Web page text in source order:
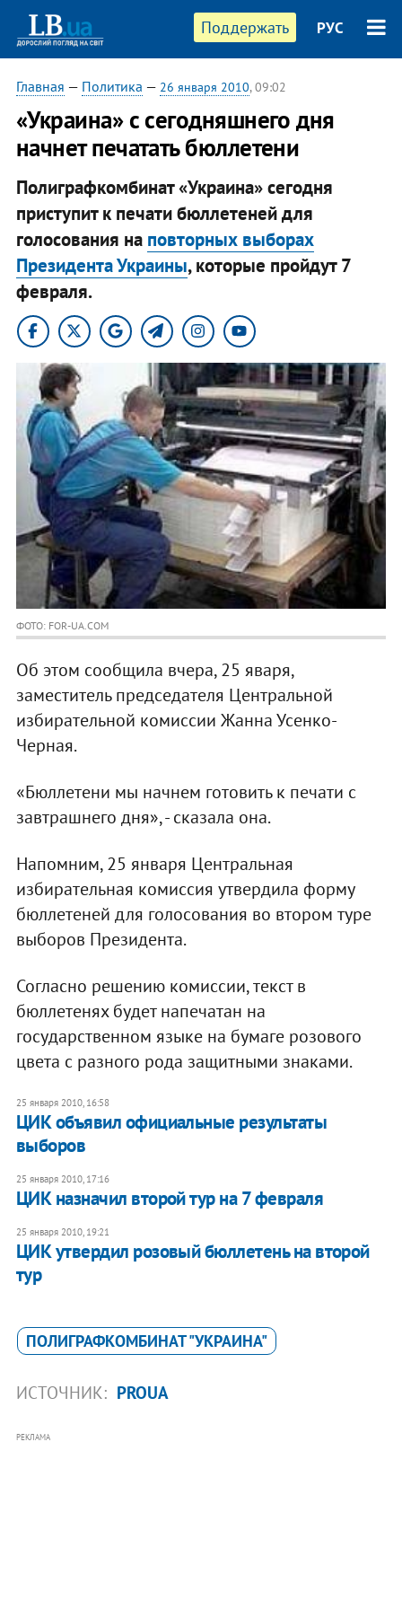
Поддержать РУС
Главная — Политика — 26 января 2010, 09:02
«Украина» с сегодняшнего дня
начнет печатать бюллетени
Полиграфкомбинат «Украина» сегодня
приступит к печати бюллетеней для
голосования на повторных выборах
Президента Украины, которые пройдут 7
февраля.
ФОТО: FOR-UA.COM
Об этом сообщила вчера, 25 яваря,
заместитель председателя Центральной
избирательной комиссии Жанна Усенко-
Черная.
«Бюллетени мы начнем готовить к печати с
завтрашнего дня», - сказала она.
Напомним, 25 января Центральная
избирательная комиссия утвердила форму
бюллетеней для голосования во втором туре
выборов Президента.
Согласно решению комиссии, текст в
бюллетенях будет напечатан на
государственном языке на бумаге розового
цвета с разного рода защитными знаками.
25 января 2010, 16:58
ЦИК объявил официальные результаты
выборов
25 января 2010, 17:16
ЦИК назначил второй тур на 7 февраля
25 января 2010, 19:21
ЦИК утвердил розовый бюллетень на второй
тур
ПОЛИГРАФКОМБИНАТ "УКРАИНА"
ИСТОЧНИК: PROUA
РЕКЛАМА